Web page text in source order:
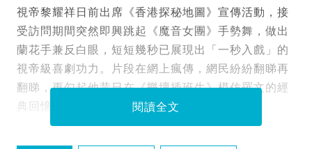
視帝黎耀祥日前出席《香港探秘地圖》宣傳活動，接
受訪問期間突然即興跳起《魔音女團》手勢舞，做出
蘭花手兼反白眼，短短幾秒已展現出「一秒入戲」的
視帝級喜劇功力。片段在網上瘋傳，網民紛紛翻睇再
翻睇，更勾起他昔日在《樂壇插班生》模仿羅文的經
典回憶。
閱讀全文